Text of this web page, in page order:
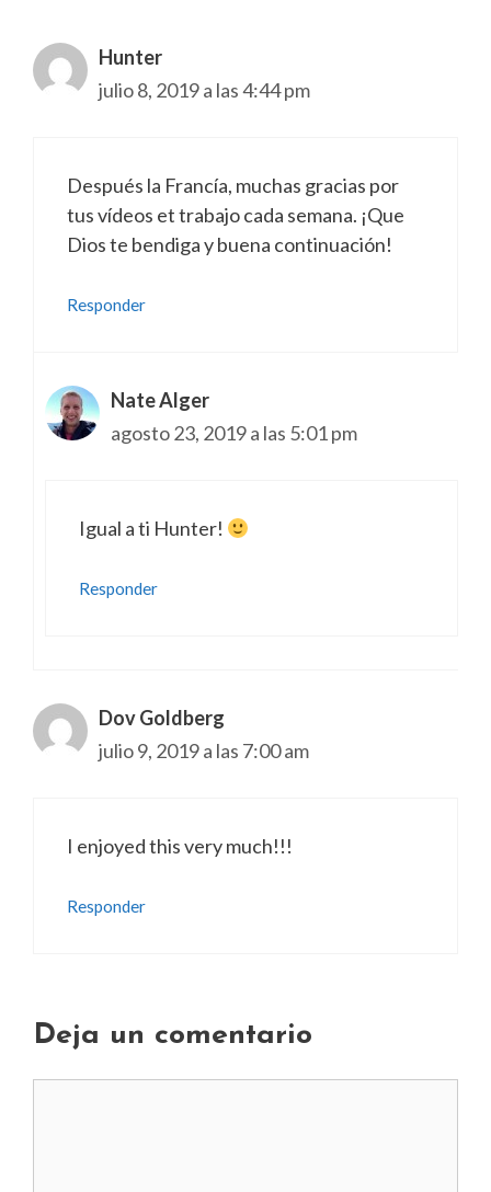
Hunter
julio 8, 2019 a las 4:44 pm
Después la Francía, muchas gracias por
tus vídeos et trabajo cada semana. ¡Que
Dios te bendiga y buena continuación!
Responder
Nate Alger
agosto 23, 2019 a las 5:01 pm
Igual a ti Hunter!
Responder
Dov Goldberg
julio 9, 2019 a las 7:00 am
I enjoyed this very much!!!
Responder
Deja un comentario